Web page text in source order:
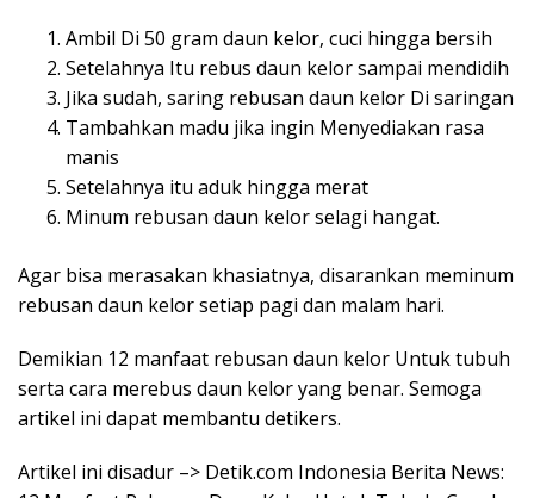
Ambil Di 50 gram daun kelor, cuci hingga bersih
Setelahnya Itu rebus daun kelor sampai mendidih
Jika sudah, saring rebusan daun kelor Di saringan
Tambahkan madu jika ingin Menyediakan rasa
manis
Setelahnya itu aduk hingga merat
Minum rebusan daun kelor selagi hangat.
Agar bisa merasakan khasiatnya, disarankan meminum
rebusan daun kelor setiap pagi dan malam hari.
Demikian 12 manfaat rebusan daun kelor Untuk tubuh
serta cara merebus daun kelor yang benar. Semoga
artikel ini dapat membantu detikers.
Artikel ini disadur –> Detik.com Indonesia Berita News: